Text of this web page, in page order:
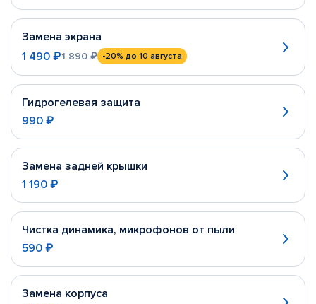
Замена экрана
1 490 ₽1 890 ₽ -20% до 10 августа
Гидрогелевая защита
990 ₽
Замена задней крышки
1 190 ₽
Чистка динамика, микрофонов от пыли
590 ₽
Замена корпуса